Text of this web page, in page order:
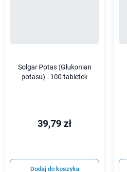
Solgar Potas (Glukonian
potasu) - 100 tabletek
39,79 zł
Dodaj do koszyka